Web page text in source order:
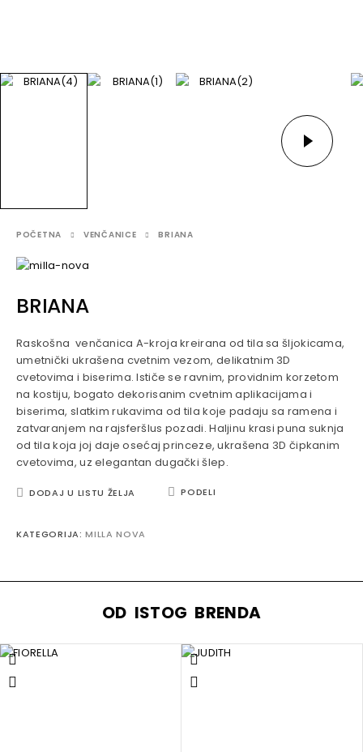
POČETNA VENČANICE BRIANA
BRIANA
Raskošna venčanica A-kroja kreirana od tila sa šljokicama,
umetnički ukrašena cvetnim vezom, delikatnim 3D
cvetovima i biserima. Ističe se ravnim, providnim korzetom
na kostiju, bogato dekorisanim cvetnim aplikacijama i
biserima, slatkim rukavima od tila koje padaju sa ramena i
zatvaranjem na rajsferšlus pozadi. Haljinu krasi puna suknja
od tila koja joj daje osećaj princeze, ukrašena 3D čipkanim
cvetovima, uz elegantan dugački šlep.
DODAJ U LISTU ŽELJA PODELI
KATEGORIJA:MILLA NOVA
OD ISTOG BRENDA